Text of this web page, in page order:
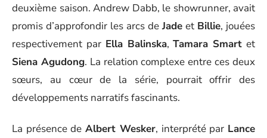
deuxième saison. Andrew Dabb, le showrunner, avait
promis d’approfondir les arcs de Jade et Billie, jouées
respectivement par Ella Balinska,Tamara Smart et
Siena Agudong. La relation complexe entre ces deux
sœurs, au cœur de la série, pourrait offrir des
développements narratifs fascinants.
La présence deAlbert Wesker, interprété par Lance